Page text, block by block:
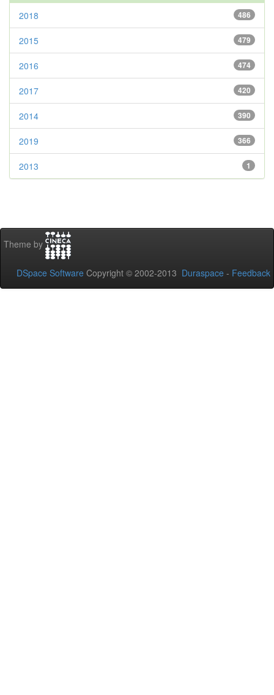
486
2018
479
2015
474
2016
420
2017
390
2014
366
2019
1
2013
Theme by
DSpace Software Copyright © 2002-2013 Duraspace - Feedback